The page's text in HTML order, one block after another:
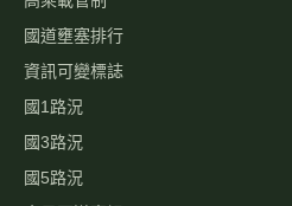
國道壅塞排行
資訊可變標誌
國1路況
國3路況
國5路況